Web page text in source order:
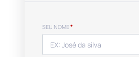
SEU NOME*